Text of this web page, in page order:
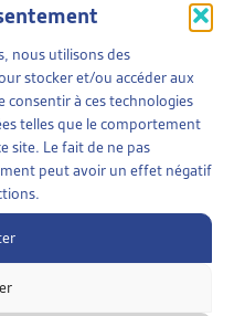
nous utilisons des
stocker et/ou accéder aux
consentir à ces technologies
telles que le comportement
site. Le fait de ne pas
peut avoir un effet négatif
les objets archivés de la
« Aide sociale » :
en Suisse
sociale pour les étrangers